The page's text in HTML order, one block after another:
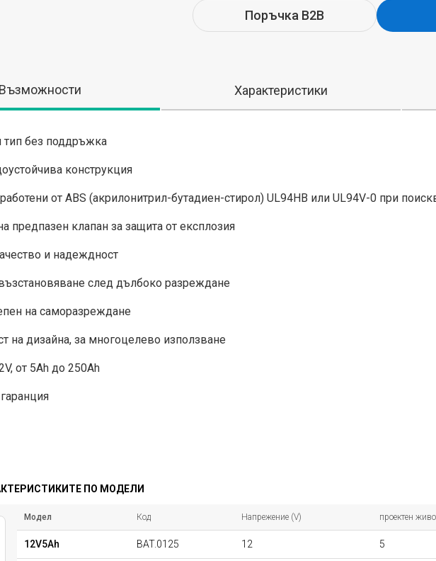
Поръчка B2B
Възможности Характеристики
тип без поддръжка
конструкция
от ABS (акрилонитрил-бутадиен-стирол) UL94HB или UL94V-0 при
предпазен клапан за защита от експлозия
и надеждност
след дълбоко разреждане
на саморазреждане
на дизайна, за многоцелево използване
от 5Ah до 250Ah
ПО МОДЕЛИ
Модел Код Напрежение (V) проектен
12V5Ah BAT.0125 12 5